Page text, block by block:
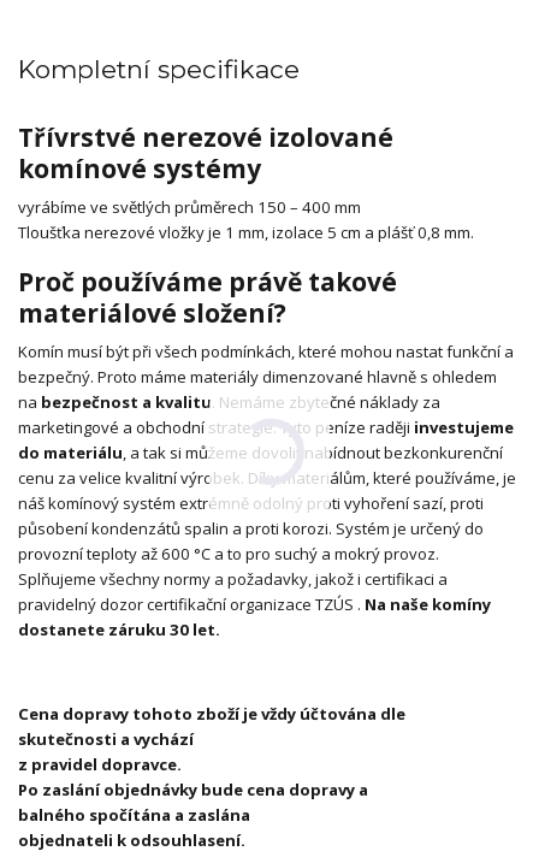
Kompletní specifikace
Třívrstvé nerezové izolované
komínové systémy
vyrábíme ve světlých průměrech 150 – 400 mm
Tloušťka nerezové vložky je 1 mm, izolace 5 cm a plášť 0,8 mm.
Proč používáme právě takové
materiálové složení?
Komín musí být při všech podmínkách, které mohou nastat funkční a
bezpečný. Proto máme materiály dimenzované hlavně s ohledem
na bezpečnost a kvalitu. Nemáme zbytečné náklady za
marketingové a obchodní strategie. Tyto peníze raději investujeme
do materiálu, a tak si můžeme dovolit nabídnout bezkonkurenční
cenu za velice kvalitní výrobek. Díky materiálům, které používáme, je
náš komínový systém extrémně odolný proti vyhoření sazí, proti
působení kondenzátů spalin a proti korozi. Systém je určený do
provozní teploty až 600 °C a to pro suchý a mokrý provoz.
Splňujeme všechny normy a požadavky, jakož i certifikaci a
pravidelný dozor certifikační organizace TZÚS . Na naše komíny
dostanete záruku 30 let.
Cena dopravy tohoto zboží je vždy účtována dle
skutečnosti a vychází
z pravidel dopravce.
Po zaslání objednávky bude cena dopravy a
balného spočítána a zaslána
objednateli k odsouhlasení.